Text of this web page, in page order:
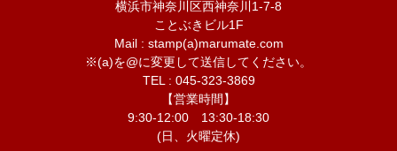
横浜市神奈川区西神奈川1-7-8
ことぶきビル1F
Mail : stamp(a)marumate.com
※(a)を@に変更して送信してください。
TEL : 045-323-3869
【営業時間】
9:30-12:00 13:30-18:30
(日、火曜定休)